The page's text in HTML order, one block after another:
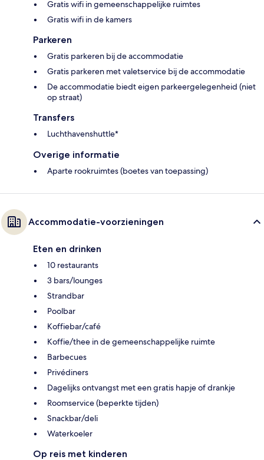
Gratis wifi in gemeenschappelijke ruimtes
Gratis wifi in de kamers
Parkeren
Gratis parkeren bij de accommodatie
Gratis parkeren met valetservice bij de accommodatie
De accommodatie biedt eigen parkeergelegenheid (niet
op straat)
Transfers
Luchthavenshuttle*
Overige informatie
Aparte rookruimtes (boetes van toepassing)
Accommodatie-voorzieningen
Eten en drinken
10 restaurants
3 bars/lounges
Strandbar
Poolbar
Koffiebar/café
Koffie/thee in de gemeenschappelijke ruimte
Barbecues
Privédiners
Dagelijks ontvangst met een gratis hapje of drankje
Roomservice (beperkte tijden)
Snackbar/deli
Waterkoeler
Op reis met kinderen